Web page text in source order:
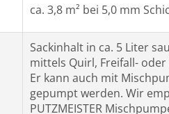
ca. 3,8 m² bei 5,0 mm
Sackinhalt in ca. 5 Liter
mittels Quirl, Freifall-
Er kann auch mit
gepumpt werden. Wir
PUTZMEISTER